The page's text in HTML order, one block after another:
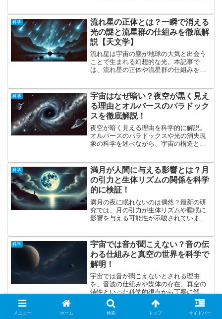
宙の根源的な謎を分かりやすく紐解きま
す。
科学
流れ星の正体とは？一瞬で消える
光の謎と流星群の仕組みを徹底解
説【天文学】
流れ星は宇宙の塵が地球の大気と出会う
ことで生まれる幻想的な光。本記事で
は、流れ星の正体や流星群の仕組みを詳
点で探りま
科学
宇宙はなぜ暗い？夜空が黒く見え
る理由とオルバースのパラドック
スを徹底解説！
夜空が暗く見える理由を科学的に解説。
オルバースのパラドックスや光の消失現
象の科学を述べながら、宇宙の構造と光
科学
満月が人間に与える影響とは？月
の引力と生体リズムの関係を科学
的に検証！
満月の夜に眠れないのは偶然？最新の研
究では、月の引力が生体リズムや睡眠に
影響を与える可能性が示唆されていま
科学
宇宙では音が聞こえない？音の伝
わる仕組みと真空の世界を科学で
解明！
宇宙では音が聞こえないとされる理由
を、音波の仕組みや媒体の存在、真空の
特性といった科学的視点から丁寧に解
説。SF映画との違いや、宇宙に存在する
波動、聴覚化された宇宙の「音」につい
ても紹介し、読者の好奇心を刺激しま
メニュー ホーム 検索 トップ サイドバー